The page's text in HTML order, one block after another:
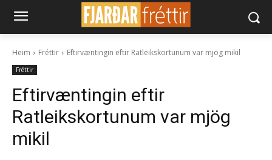
Heim Fréttir Eftirvæntingin eftir Ratleikskortunum var mjög mikil
Fréttir
Eftirvæntingin eftir
Ratleikskortunum var mjög
mikil